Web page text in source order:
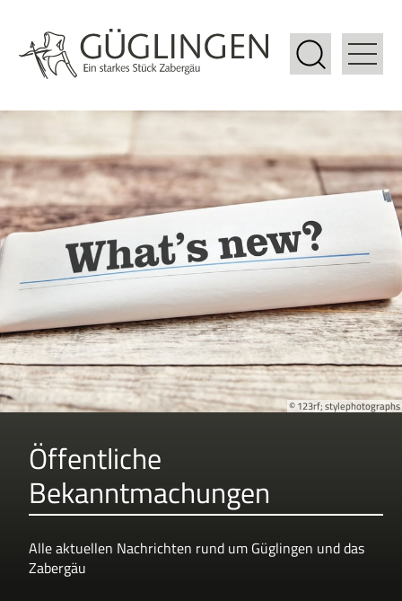
© 123rf; stylephotographs
Öffentliche
Bekanntmachungen
Alle aktuellen Nachrichten rund um Güglingen und das
Zabergäu